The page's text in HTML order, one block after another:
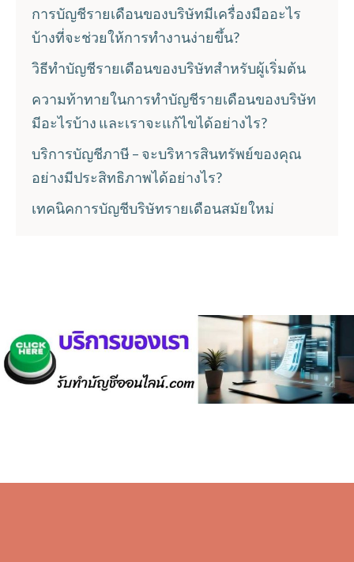
การบัญชีรายเดือนของบริษัทมีเครื่องมืออะไร
บ้างที่จะช่วยให้การทำงานง่ายขึ้น?
วิธีทำบัญชีรายเดือนของบริษัทสำหรับผู้เริ่มต้น
ความท้าทายในการทำบัญชีรายเดือนของบริษัท
มีอะไรบ้าง และเราจะแก้ไขได้อย่างไร?
บริการบัญชีภาษี – จะบริหารสินทรัพย์ของคุณ
อย่างมีประสิทธิภาพได้อย่างไร?
เทคนิคการบัญชีบริษัทรายเดือนสมัยใหม่